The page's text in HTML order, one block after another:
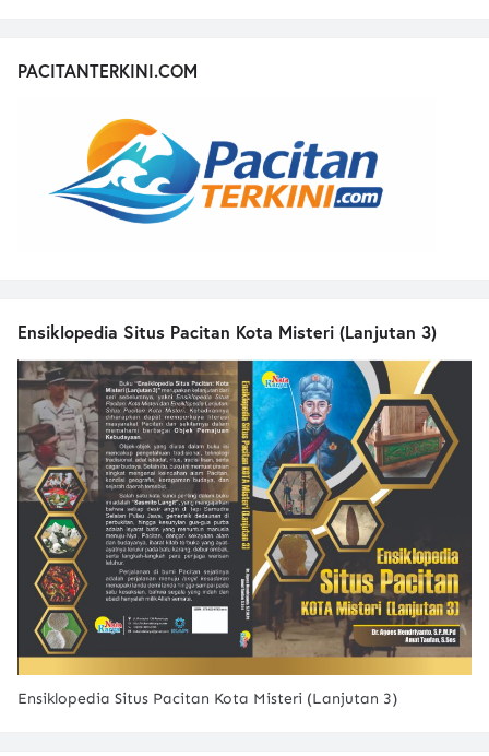
PACITANTERKINI.COM
Ensiklopedia Situs Pacitan Kota Misteri (Lanjutan 3)
Ensiklopedia Situs Pacitan Kota Misteri (Lanjutan 3)